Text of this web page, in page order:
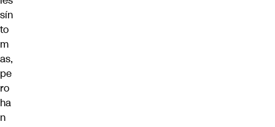
sín
to
m
as,
pe
ro
ha
n